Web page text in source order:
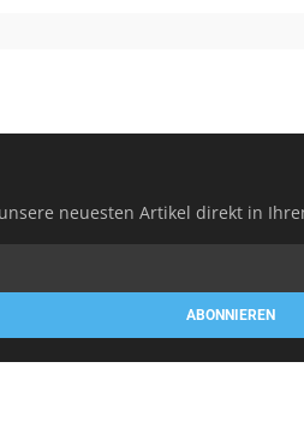
neuesten Artikel direkt in
ABONNIEREN